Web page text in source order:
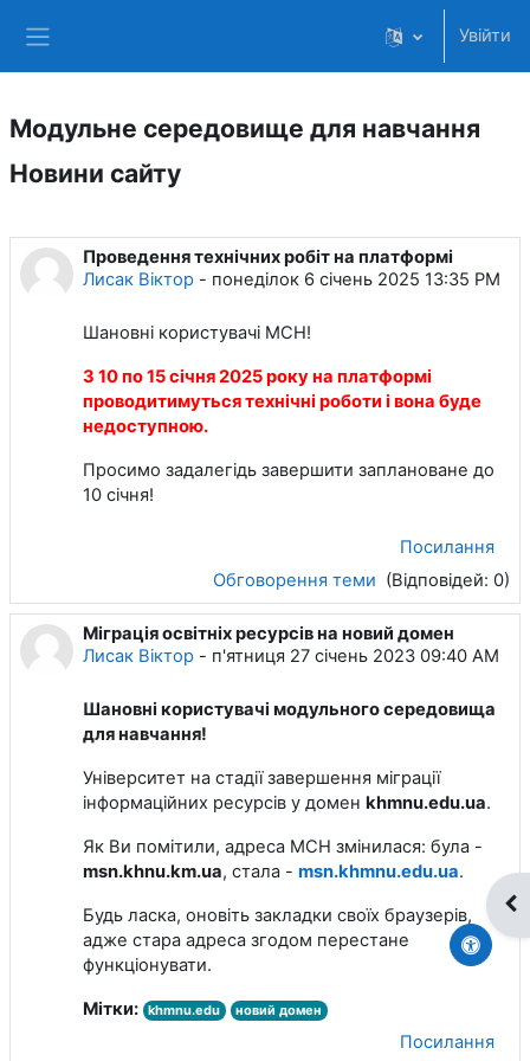
Увійти
Модульне середовище для навчання
Новини сайту
Проведення технічних робіт на платформі
Лисак Віктор - понеділок 6 січень 2025 13:35 PM
Шановні користувачі МСН!
З 10 по 15 січня 2025 року на платформі
проводитимуться технічні роботи і вона буде
недоступною.
Просимо задалегідь завершити заплановане до
10 січня!
Посилання
Обговорення теми (Відповідей: 0)
Міграція освітніх ресурсів на новий домен
Лисак Віктор - п'ятниця 27 січень 2023 09:40 AM
Шановні користувачі модульного середовища
для навчання!
Університет на стадії завершення міграції
інформаційних ресурсів у домен khmnu.edu.ua.
Як Ви помітили, адреса МСН змінилася: була -
msn.khnu.km.ua, стала - msn.khmnu.edu.ua.
Будь ласка, оновіть закладки своїх браузерів,
адже стара адреса згодом перестане
функціонувати.
Мітки: khmnu.edu новий домен
Посилання